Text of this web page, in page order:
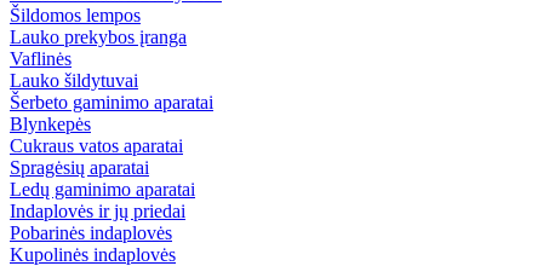
Šildomos lempos
Lauko prekybos įranga
Vaflinės
Lauko šildytuvai
Šerbeto gaminimo aparatai
Blynkepės
Cukraus vatos aparatai
Spragėsių aparatai
Ledų gaminimo aparatai
Indaplovės ir jų priedai
Pobarinės indaplovės
Kupolinės indaplovės